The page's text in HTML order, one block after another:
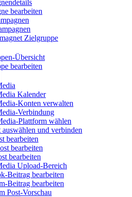
bearbeiten
Zielgruppe
Übersicht
bearbeiten
Kalender
Konten verwalten
Verbindung
Plattform wählen
auswählen und verbinden
bearbeiten
bearbeiten
bearbeiten
Upload-Bereich
Beitrag bearbeiten
Beitrag bearbeiten
Post-Vorschau